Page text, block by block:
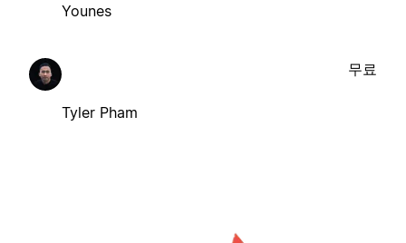
Younes
Tyler Pham
무료